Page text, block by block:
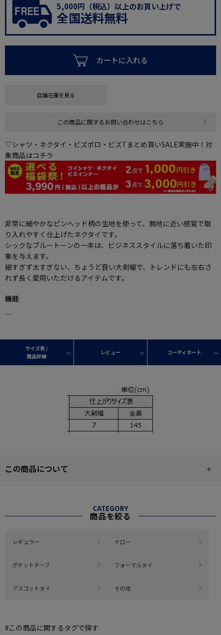
5,000円（税込）以上のお買い上げで
全国送料無料
カートに入れる
店舗在庫を見る
この商品に関するお問い合わせはこちら
▽シャツ・ネクタイ・ビズポロ・ビズTまとめ買いSALE実施中！対
象商品はコチラ
非常に細やかなピンヘッド柄の生地を使って、無地に近い感覚で取
り入れやすく仕上げたネクタイです。
シックなブルートーンの一本は、ビジネススタイルに落ち着いた印
象を与えます。
細すぎず太すぎない、ちょうど良い大剣幅で、トレンドにも左右さ
れず長く愛用いただけるアイテムです。
機能
―
サイズ表 /
商品詳細
レビュー コーディネート
この商品について
CATEGORY
商品を絞る
レギュラー ナロー
ポケットチーフ フォーマルタイ
アスコットタイ その他
#この商品に関するタグで探す